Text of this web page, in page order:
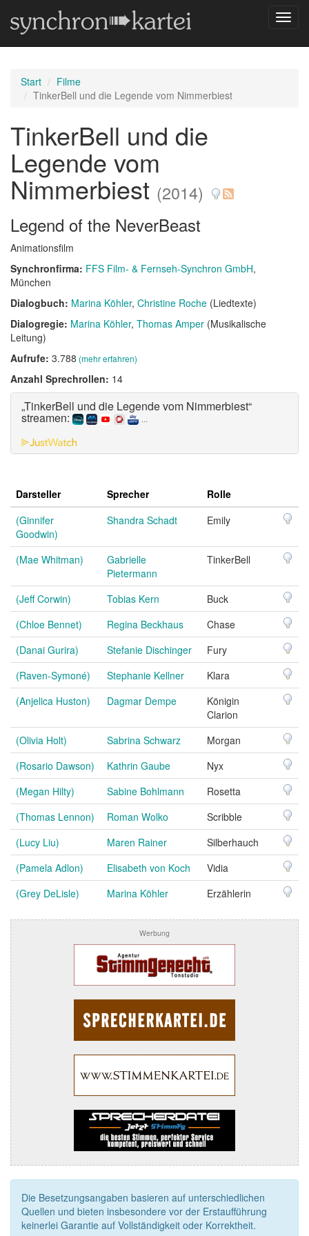
Start
Filme
TinkerBell und die Legende vom Nimmerbiest
TinkerBell und die
Legende vom
Nimmerbiest (2014)
Legend of the NeverBeast
Animationsfilm
Synchronfirma: FFS Film- & Fernseh-Synchron GmbH,
München
Dialogbuch: Marina Köhler Christine Roche (Liedtexte)
Dialogregie: Marina Köhler Thomas Amper (Musikalische
Leitung)
Aufrufe: 3.788 (mehr erfahren)
Anzahl Sprechrollen: 14
„TinkerBell und die Legende vom Nimmerbiest“
streamen: ...
Darsteller Sprecher
Rolle
(Ginnifer
Goodwin)
Shandra Schadt Emily
(Mae Whitman)
Gabrielle
Pietermann
TinkerBell
(Jeff Corwin) Tobias Kern
Buck
(Chloe Bennet)
Regina Beckhaus
Chase
(Danai Gurira)
Stefanie Dischinger
Fury
(Raven-Symoné)
Stephanie Kellner
Klara
(Anjelica Huston)
Dagmar Dempe
Königin
Clarion
(Olivia Holt)
Sabrina Schwarz
Morgan
(Rosario Dawson)
Kathrin Gaube
Nyx
(Megan Hilty)
Sabine Bohlmann
Rosetta
(Thomas Lennon)
Roman Wolko
Scribble
(Lucy Liu)
Maren Rainer
Silberhauch
(Pamela Adlon)
Elisabeth von Koch
Vidia
(Grey DeLisle)
Marina Köhler Erzählerin
Werbung
Die Besetzungsangaben basieren auf unterschiedlichen
Quellen und bieten insbesondere vor der Erstaufführung
keinerlei Garantie auf Vollständigkeit oder Korrektheit.